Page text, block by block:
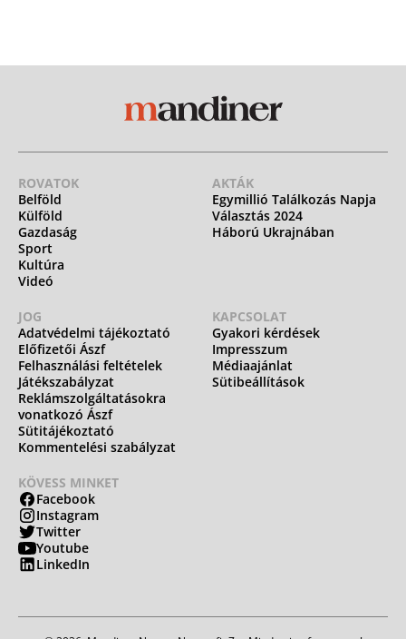
ROVATOK
Belföld
Külföld
Gazdaság
Sport
Kultúra
Videó
AKTÁK
Egymillió Találkozás Napja
Választás 2024
Háború Ukrajnában
JOG
Adatvédelmi tájékoztató
Előfizetői Ászf
Felhasználási feltételek
Játékszabályzat
Reklámszolgáltatásokra
vonatkozó Ászf
Sütitájékoztató
Kommentelési szabályzat
KAPCSOLAT
Gyakori kérdések
Impresszum
Médiaajánlat
Sütibeállítások
KÖVESS MINKET
Facebook
Instagram
Twitter
Youtube
LinkedIn